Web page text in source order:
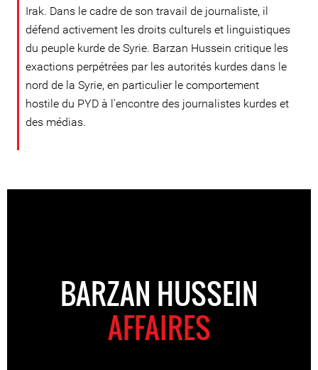
Irak. Dans le cadre de son travail de journaliste, il
défend activement les droits culturels et linguistiques
du peuple kurde de Syrie. Barzan Hussein critique les
exactions perpétrées par les autorités kurdes dans le
nord de la Syrie, en particulier le comportement
hostile du PYD à l'encontre des journalistes kurdes et
des médias.
BARZAN HUSSEIN
AFFAIRES